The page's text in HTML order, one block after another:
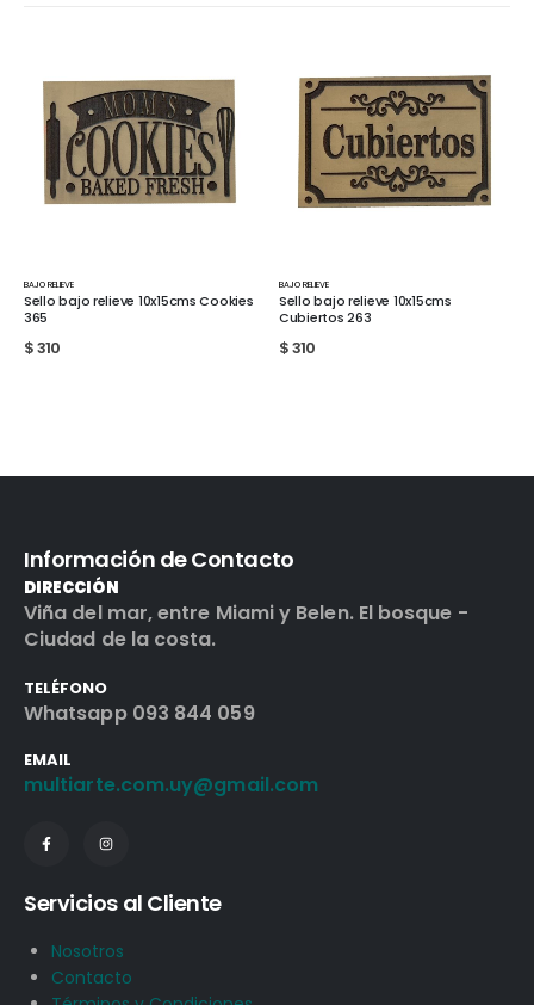
BAJO RELIEVE
Sello bajo relieve 10x15cms
Cubiertos 263
$310
BAJO RELIEVE
Sello bajo relieve 10x15cms
Limonada 750
$310
Información de Contacto
DIRECCIÓN
Viña del mar, entre Miami y Belen. El bosque -
Ciudad de la costa.
TELÉFONO
Whatsapp 093 844 059
EMAIL
multiarte.com.uy@gmail.com
Servicios al Cliente
Nosotros
Contacto